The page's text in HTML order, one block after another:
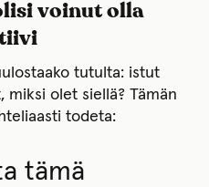
voinut olla
tutulta: istut
miksi olet siellä? Tämän
todeta:
tämä